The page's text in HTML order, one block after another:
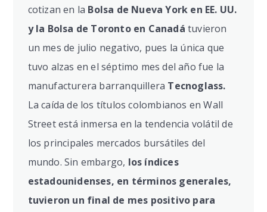
cotizan en la Bolsa de Nueva York en EE. UU.
y la Bolsa de Toronto en Canadá tuvieron
un mes de julio negativo, pues la única que
tuvo alzas en el séptimo mes del año fue la
manufacturera barranquillera Tecnoglass.
La caída de los títulos colombianos en Wall
Street está inmersa en la tendencia volátil de
los principales mercados bursátiles del
mundo. Sin embargo, los índices
estadounidenses, en términos generales,
tuvieron un final de mes positivo para